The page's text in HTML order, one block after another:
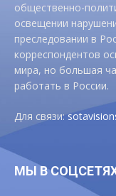
общественно-
освещении
преследовании в
корреспондентов
мира, но большая
работать в России.
Для связи:
МЫ В